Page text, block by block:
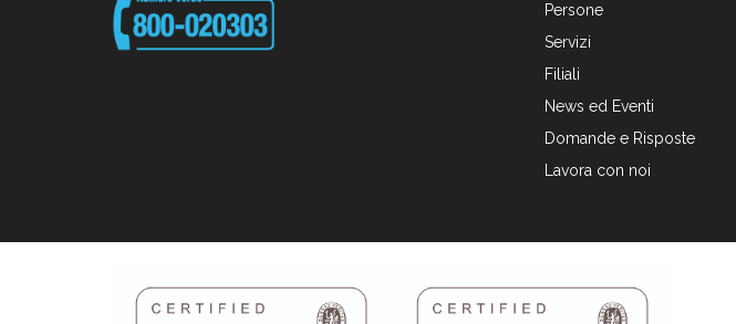
Persone
Servizi
Filiali
News ed Eventi
Domande e Risposte
Lavora con noi